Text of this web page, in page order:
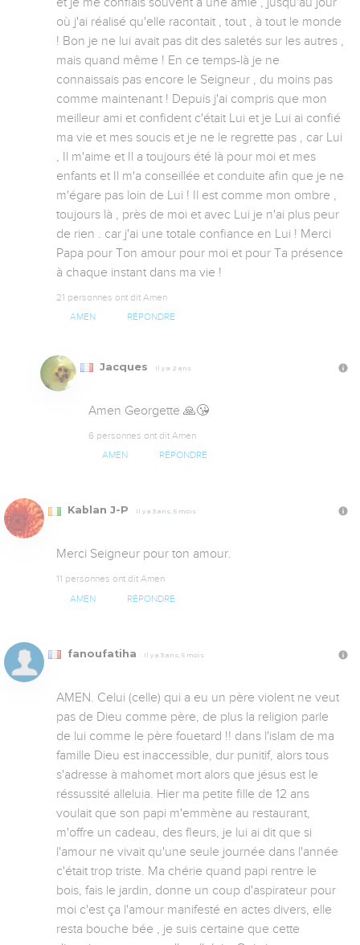
où j'ai réalisé qu'elle racontait , tout , à tout le monde
! Bon je ne lui avait pas dit des saletés sur les autres ,
mais quand même ! En ce temps-là je ne
connaissais pas encore le Seigneur , du moins pas
comme maintenant ! Depuis j'ai compris que mon
meilleur ami et confident c'était Lui et je Lui ai confié
ma vie et mes soucis et je ne le regrette pas , car Lui
, Il m'aime et Il a toujours été là pour moi et mes
enfants et Il m'a conseillée et conduite afin que je ne
m'égare pas loin de Lui ! Il est comme mon ombre ,
toujours là , près de moi et avec Lui je n'ai plus peur
de rien . car j'ai une totale confiance en Lui ! Merci
Papa pour Ton amour pour moi et pour Ta présence
à chaque instant dans ma vie !
21 personnes ont dit Amen
AMEN RÉPONDRE
Jacques Il y a 2 ans
Amen Georgette 🙏😘
6 personnes ont dit Amen
AMEN RÉPONDRE
Kablan J-P Il y a 3 ans, 5 mois
Merci Seigneur pour ton amour.
11 personnes ont dit Amen
AMEN RÉPONDRE
fanoufatiha Il y a 3 ans, 5 mois
AMEN. Celui (celle) qui a eu un père violent ne veut
pas de Dieu comme père, de plus la religion parle
de lui comme le père fouetard !! dans l'islam de ma
famille Dieu est inaccessible, dur punitif, alors tous
s'adresse à mahomet mort alors que jésus est le
réssussité alleluia. Hier ma petite fille de 12 ans
voulait que son papi m'emmène au restaurant,
m'offre un cadeau, des fleurs, je lui ai dit que si
l'amour ne vivait qu'une seule journée dans l'année
c'était trop triste. Ma chérie quand papi rentre le
bois, fais le jardin, donne un coup d'aspirateur pour
moi c'est ça l'amour manifesté en actes divers, elle
resta bouche bée , je suis certaine que cette